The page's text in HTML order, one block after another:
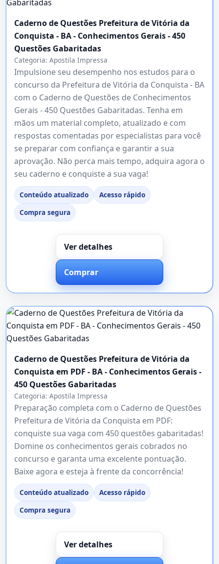
Caderno de Questões Prefeitura de Vitória da
Conquista - BA - Conhecimentos Gerais - 450
Questões Gabaritadas
Categoria: Apostila Impressa
Impulsione seu desempenho nos estudos para o
concurso da Prefeitura de Vitória da Conquista - BA
com o Caderno de Questões de Conhecimentos
Gerais - 450 Questões Gabaritadas. Tenha em
mãos um material completo, atualizado e com
respostas comentadas por especialistas para você
se preparar com confiança e garantir a sua
aprovação. Não perca mais tempo, adquira agora o
seu caderno e conquiste a sua vaga!
Conteúdo atualizado
Acesso rápido
Compra segura
Ver detalhes
Comprar
Caderno de Questões Prefeitura de Vitória da
Conquista em PDF - BA - Conhecimentos Gerais -
450 Questões Gabaritadas
Categoria: Apostila Impressa
Preparação completa com o Caderno de Questões
Prefeitura de Vitória da Conquista em PDF:
conquiste sua vaga com 450 questões gabaritadas!
Domine os conhecimentos gerais cobrados no
concurso e garanta uma excelente pontuação.
Baixe agora e esteja à frente da concorrência!
Conteúdo atualizado
Acesso rápido
Compra segura
Ver detalhes